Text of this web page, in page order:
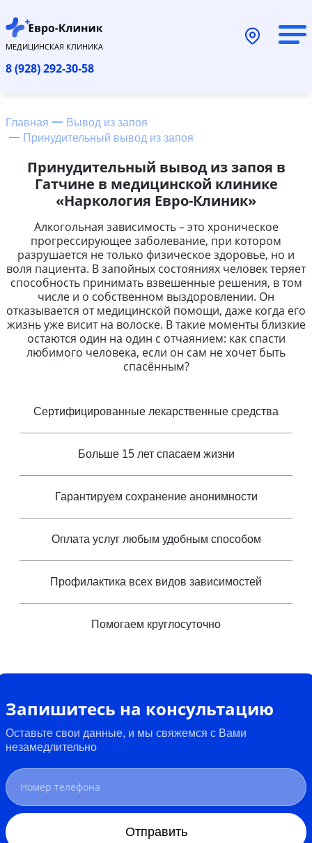
МЕДИЦИНСКАЯ КЛИНИКА
8 (928) 292-30-58
Главная
Вывод из запоя
Принудительный вывод из запоя
Принудительный вывод из запоя в
Гатчине в медицинской клинике
«Наркология Евро-Клиник»
Алкогольная зависимость – это хроническое
прогрессирующее заболевание, при котором
разрушается не только физическое здоровье, но и
воля пациента. В запойных состояниях человек теряет
способность принимать взвешенные решения, в том
числе и о собственном выздоровлении. Он
отказывается от медицинской помощи, даже когда его
жизнь уже висит на волоске. В такие моменты близкие
остаются один на один с отчаянием: как спасти
любимого человека, если он сам не хочет быть
спасённым?
Сертифицированные лекарственные средства
Больше 15 лет спасаем жизни
Гарантируем сохранение анонимности
Оплата услуг любым удобным способом
Профилактика всех видов зависимостей
Помогаем круглосуточно
Запишитесь на консультацию
Оставьте свои данные, и мы свяжемся с Вами
незамедлительно
Отправить